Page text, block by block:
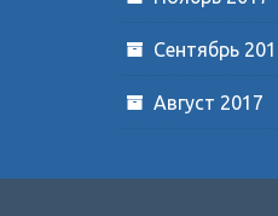
Сентябрь
Август 2017